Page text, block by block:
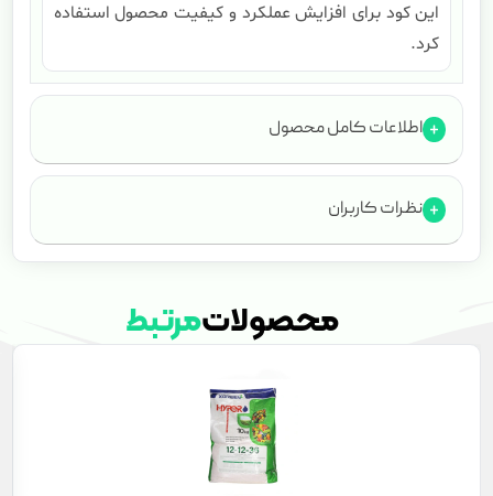
این کود برای افزایش عملکرد و کیفیت محصول استفاده
کرد.
اطلاعات کامل محصول
نظرات کاربران
محصولاتمرتبط